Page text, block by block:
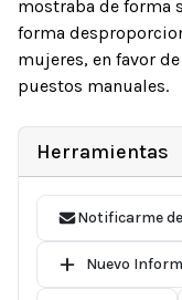
mostraba de forma
forma
mujeres, en favor
puestos manuales.
Herramientas
Notificarme
Nuevo